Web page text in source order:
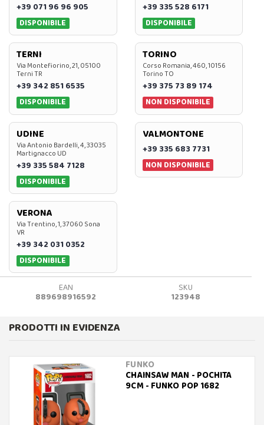
+39 071 96 96 905
DISPONIBILE
+39 335 528 6171
DISPONIBILE
TERNI
Via Montefiorino, 21, 05100
Terni TR
+39 342 851 6535
DISPONIBILE
TORINO
Corso Romania, 460, 10156
Torino TO
+39 375 73 89 174
NON DISPONIBILE
UDINE
Via Antonio Bardelli, 4, 33035
Martignacco UD
+39 335 584 7128
DISPONIBILE
VALMONTONE
+39 335 683 7731
NON DISPONIBILE
VERONA
Via Trentino, 1, 37060 Sona
VR
+39 342 031 0352
DISPONIBILE
EAN
889698916592
SKU
123948
PRODOTTI IN EVIDENZA
FUNKO
CHAINSAW MAN - POCHITA
9CM - FUNKO POP 1682